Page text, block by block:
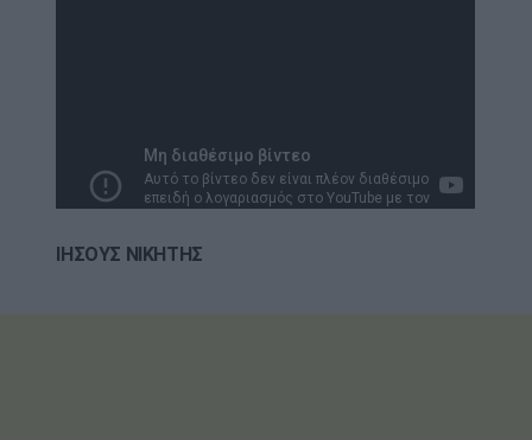
ΙΗΣΟΥΣ ΝΙΚΗΤΗΣ